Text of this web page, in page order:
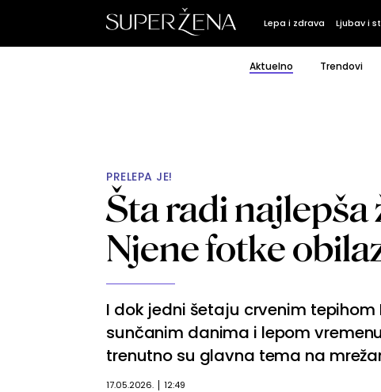
Lepa i zdrava Ljubav i
Aktuelno Trendovi
PRELEPA JE!
Šta radi najlepša
Njene fotke
I dok jedni šetaju crvenim
sunčanim danima i lepom
trenutno su glavna tema na
17.05.2026. 12:49